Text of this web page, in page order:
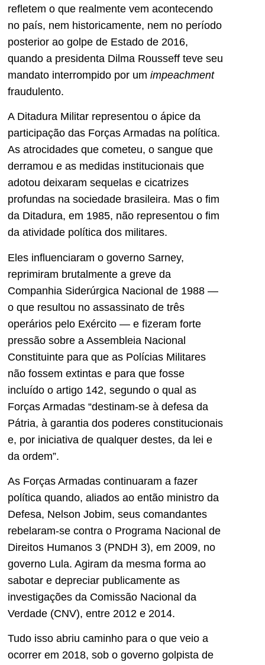
refletem o que realmente vem acontecendo
no país, nem historicamente, nem no período
posterior ao golpe de Estado de 2016,
quando a presidenta Dilma Rousseff teve seu
mandato interrompido por um impeachment
fraudulento.
A Ditadura Militar representou o ápice da
participação das Forças Armadas na política.
As atrocidades que cometeu, o sangue que
derramou e as medidas institucionais que
adotou deixaram sequelas e cicatrizes
profundas na sociedade brasileira. Mas o fim
da Ditadura, em 1985, não representou o fim
da atividade política dos militares.
Eles influenciaram o governo Sarney,
reprimiram brutalmente a greve da
Companhia Siderúrgica Nacional de 1988 —
o que resultou no assassinato de três
operários pelo Exército — e fizeram forte
pressão sobre a Assembleia Nacional
Constituinte para que as Polícias Militares
não fossem extintas e para que fosse
incluído o artigo 142, segundo o qual as
Forças Armadas “destinam-se à defesa da
Pátria, à garantia dos poderes constitucionais
e, por iniciativa de qualquer destes, da lei e
da ordem”.
As Forças Armadas continuaram a fazer
política quando, aliados ao então ministro da
Defesa, Nelson Jobim, seus comandantes
rebelaram-se contra o Programa Nacional de
Direitos Humanos 3 (PNDH 3), em 2009, no
governo Lula. Agiram da mesma forma ao
sabotar e depreciar publicamente as
investigações da Comissão Nacional da
Verdade (CNV), entre 2012 e 2014.
Tudo isso abriu caminho para o que veio a
ocorrer em 2018, sob o governo golpista de